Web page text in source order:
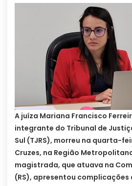
A juíza Mariana Francisco
integrante do Tribunal de
Sul (TJRS), morreu na quarta-
Cruzes, na Região
magistrada, que atuava na
(RS), apresentou complicações